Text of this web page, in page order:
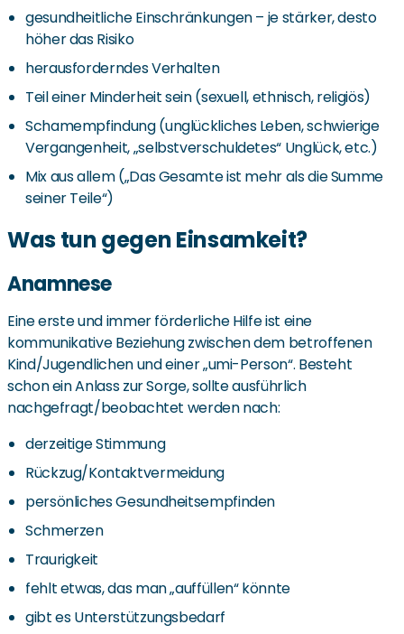
gesundheitliche Einschränkungen – je stärker, desto
höher das Risiko
herausforderndes Verhalten
Teil einer Minderheit sein (sexuell, ethnisch, religiös)
Schamempfindung (unglückliches Leben, schwierige
Vergangenheit, „selbstverschuldetes“ Unglück, etc.)
Mix aus allem („Das Gesamte ist mehr als die Summe
seiner Teile“)
Was tun gegen Einsamkeit?
Anamnese
Eine erste und immer förderliche Hilfe ist eine
kommunikative Beziehung zwischen dem betroffenen
Kind/Jugendlichen und einer „umi-Person“. Besteht
schon ein Anlass zur Sorge, sollte ausführlich
nachgefragt/beobachtet werden nach:
derzeitige Stimmung
Rückzug/Kontaktvermeidung
persönliches Gesundheitsempfinden
Schmerzen
Traurigkeit
fehlt etwas, das man „auffüllen“ könnte
gibt es Unterstützungsbedarf